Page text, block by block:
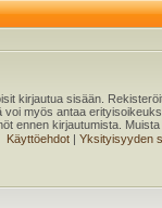
kirjautua sisään.
voi myös antaa
ennen kirjautumista.
Käyttöehdot| Yksityisyyden